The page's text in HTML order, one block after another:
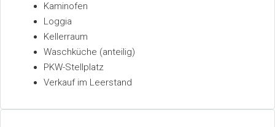
Kaminofen
Loggia
Kellerraum
Waschküche (anteilig)
PKW-Stellplatz
Verkauf im Leerstand